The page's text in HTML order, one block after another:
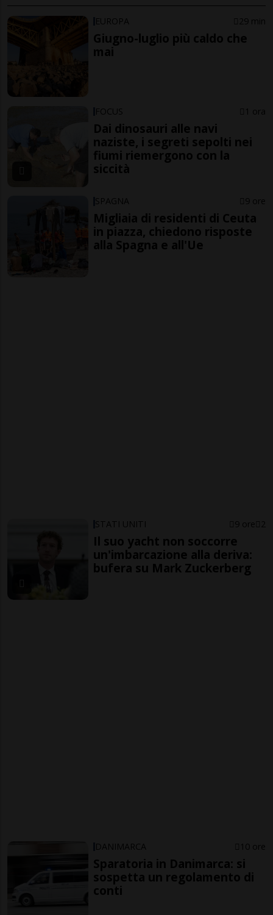
EUROPA 29 min
Giugno-luglio più caldo che
mai
FOCUS 1 ora
Dai dinosauri alle navi
naziste, i segreti sepolti nei
fiumi riemergono con la
siccità
SPAGNA 9 ore
Migliaia di residenti di Ceuta
in piazza, chiedono risposte
alla Spagna e all'Ue
STATI UNITI 9 ore 2
Il suo yacht non soccorre
un'imbarcazione alla deriva:
bufera su Mark Zuckerberg
DANIMARCA 10 ore
Sparatoria in Danimarca: si
sospetta un regolamento di
conti